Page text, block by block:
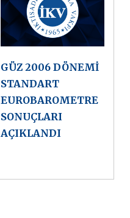
GÜZ 2006 DÖNEMİ
STANDART
EUROBAROMETRE
SONUÇLARI
AÇIKLANDI